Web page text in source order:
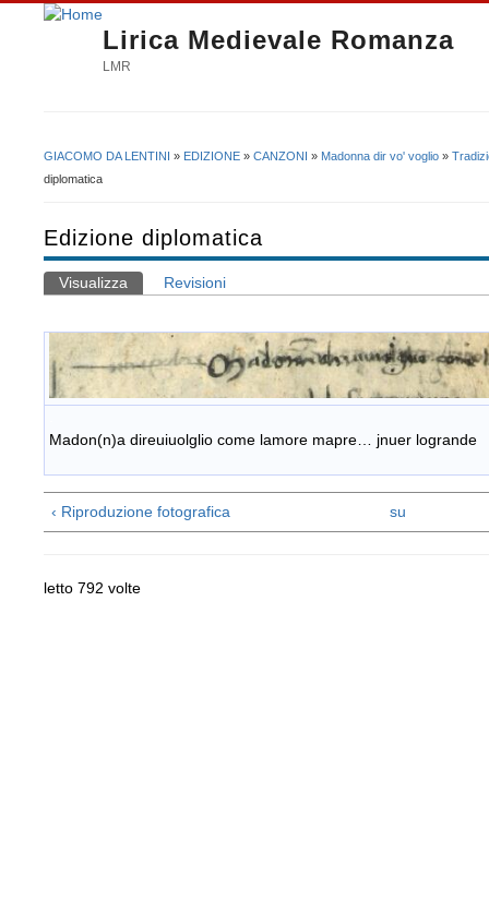
Lirica Medievale Romanza
LMR
Tu sei qui
GIACOMO DA LENTINI » EDIZIONE » CANZONI » Madonna dir vo' voglio »
diplomatica
Edizione diplomatica
Schede primarie
Visualizza (scheda attiva)
Revisioni
Madon(n)a direuiuolglio come lamore mapre… jnuer logrande
‹ Riproduzione fotografica su
letto 792 volte